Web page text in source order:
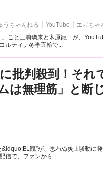
うちゃんねる YouTube
エガちゃ
こと三浦璃来と木原龍一が、
ルティナ冬季五輪で...
批判殺到！それ
は無理筋」と断
観”が、思わぬ炎上騒動に
信で、ファンから...